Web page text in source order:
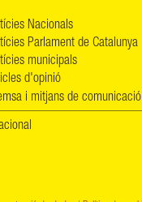
Nacionals
Parlament de Catalunya
municipals
d'opinió
i mitjans de comunicació